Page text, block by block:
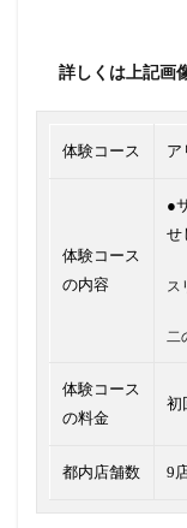
詳しくは上記画
体験コース ア
体験コース
の内容
●
せ
ス
二
体験コース
の料金
初
都内店舗数 9